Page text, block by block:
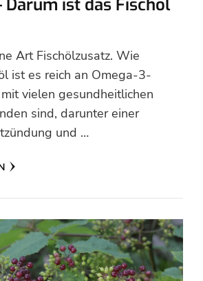
Darum ist das Fischöl
Art Fischölzusatz. Wie
ist es reich an Omega-3-
vielen gesundheitlichen
sind, darunter einer
und …